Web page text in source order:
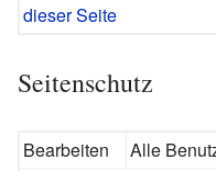
dieser Seite
Seitenschutz
Bearbeiten
Alle